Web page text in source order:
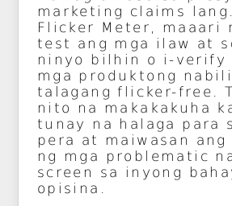
marketing claims
Flicker Meter, maaari
test ang mga ilaw at
ninyo bilhin o i-verify
mga produktong
talagang flicker-free.
nito na makakakuha
tunay na halaga para
pera at maiwasan ang
ng mga problematic
screen sa inyong
opisina.